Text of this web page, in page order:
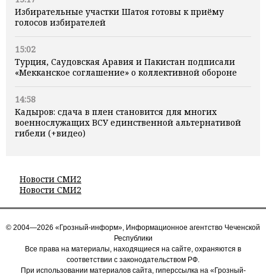
Избирательные участки Шатоя готовы к приёму
голосов избирателей
15:02
Турция, Саудовская Аравия и Пакистан подписали
«Мекканское соглашение» о коллективной обороне
14:58
Кадыров: сдача в плен становится для многих
военнослужащих ВСУ единственной альтернативой
гибели (+видео)
Новости СМИ2
Новости СМИ2
© 2004—2026 «Грозный-информ», Информационное агентство Чеченской
Республики
Все права на материалы, находящиеся на сайте, охраняются в
соответствии с законодательством РФ.
При использовании материалов сайта, гиперссылка на «Грозный-